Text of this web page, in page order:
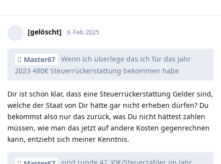
[gelöscht] 9. Feb 2025
Master67
Wenn ich überlege das ich für das Jahr
2023 480€ Steuerrückerstattung bekommen habe
Dir ist schon klar, dass eine Steuerrückerstattung Gelder sind,
welche der Staat von Dir hätte gar nicht erheben dürfen? Du
bekommst also nur das zurück, was Du nicht hättest zahlen
müssen, wie man das jetzt auf andere Kosten gegenrechnen
kann, entzieht sich meiner Kenntnis.